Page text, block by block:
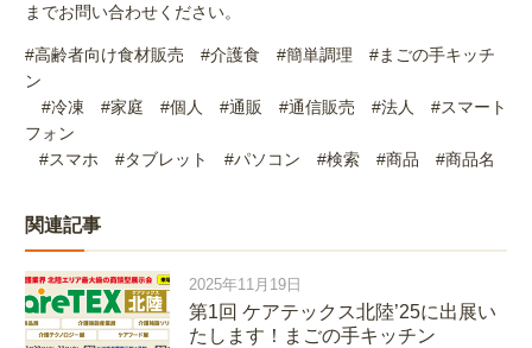
までお問い合わせください。
#高齢者向け食材販売 #介護食 #簡単調理 #まごの手キッチ
ン
#冷凍 #家庭 #個人 #通販 #通信販売 #法人 #スマート
フォン
#スマホ #タブレット #パソコン #検索 #商品 #商品名
関連記事
2025年11月19日
第1回 ケアテックス北陸’25に出展い
たします！まごの手キッチン